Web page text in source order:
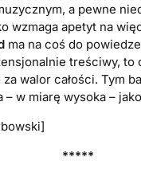
a pewne
wzmaga apetyt na
ma na coś do
treściwy, to
walor całości. Tym
– w miarę wysoka –
*****